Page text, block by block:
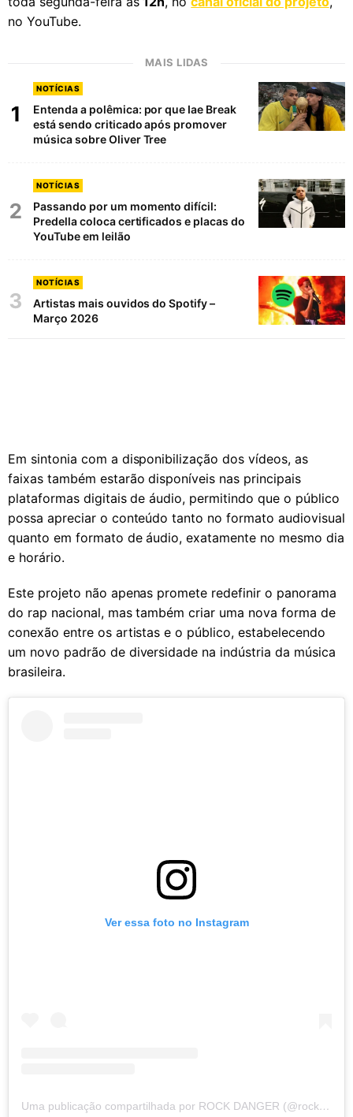
no YouTube.
MAIS LIDAS
1
NOTÍCIAS
Entenda a polêmica: por que Iae Break
está sendo criticado após promover
música sobre Oliver Tree
2
NOTÍCIAS
Passando por um momento difícil:
Predella coloca certificados e placas do
YouTube em leilão
3
NOTÍCIAS
Artistas mais ouvidos do Spotify –
Março 2026
Em sintonia com a disponibilização dos vídeos, as
faixas também estarão disponíveis nas principais
plataformas digitais de áudio, permitindo que o público
possa apreciar o conteúdo tanto no formato audiovisual
quanto em formato de áudio, exatamente no mesmo dia
e horário.
Este projeto não apenas promete redefinir o panorama
do rap nacional, mas também criar uma nova forma de
conexão entre os artistas e o público, estabelecendo
um novo padrão de diversidade na indústria da música
brasileira.
Ver essa foto no Instagram
Uma publicação compartilhada por ROCK DANGER (@rockdanger)